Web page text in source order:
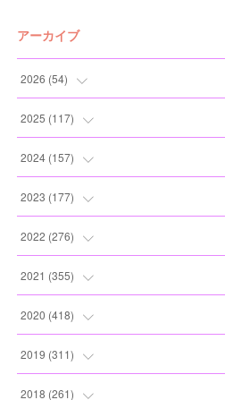
アーカイブ
2026 (54)
(2)
(5)
(7)
(11
2025 (117)
(11
(12
(12
(13
2024(157)
(13
(13
(10
(13
2023 (177)
(20
(10
(11
(13
2022 (276)
(17
(16
(21
(21
2021 (355)
(19
(12
(16
2020 (418)
(44
(59
2019 (311)
(25
2018 (261)